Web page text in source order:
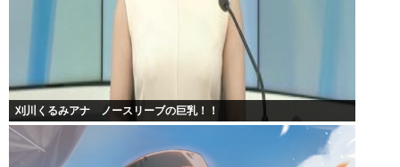
刈川くるみアナ ノースリーブの巨乳！！